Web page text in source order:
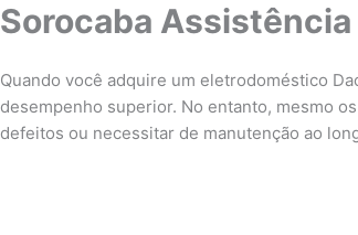
Sorocaba
Quando você adquire um eletrodoméstico
desempenho superior. No entanto, mesmo
defeitos ou necessitar de manutenção ao